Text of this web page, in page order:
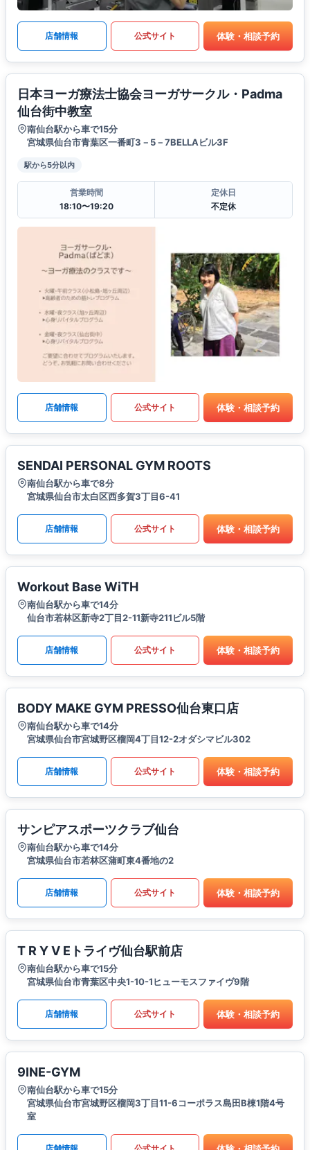
店舗情報 公式サイト 体験・相談予約
日本ヨーガ療法士協会ヨーガサークル・Padma
仙台街中教室
南仙台駅から車で15分
宮城県仙台市青葉区一番町3－5－7BELLAビル3F
駅から5分以内
営業時間
18:10〜19:20
定休日
不定休
店舗情報 公式サイト 体験・相談予約
SENDAI PERSONAL GYM ROOTS
南仙台駅から車で8分
宮城県仙台市太白区西多賀3丁目6-41
店舗情報 公式サイト 体験・相談予約
Workout Base WiTH
南仙台駅から車で14分
仙台市若林区新寺2丁目2-11新寺211ビル5階
店舗情報 公式サイト 体験・相談予約
BODY MAKE GYM PRESSO仙台東口店
南仙台駅から車で14分
宮城県仙台市宮城野区榴岡4丁目12-2オダシマビル302
店舗情報 公式サイト 体験・相談予約
サンピアスポーツクラブ仙台
南仙台駅から車で14分
宮城県仙台市若林区蒲町東4番地の2
店舗情報 公式サイト 体験・相談予約
T R Y V Eトライヴ仙台駅前店
南仙台駅から車で15分
宮城県仙台市青葉区中央1-10-1ヒューモスファイヴ9階
店舗情報 公式サイト 体験・相談予約
9INE-GYM
南仙台駅から車で15分
宮城県仙台市宮城野区榴岡3丁目11-6コーポラス島田B棟1階4号
室